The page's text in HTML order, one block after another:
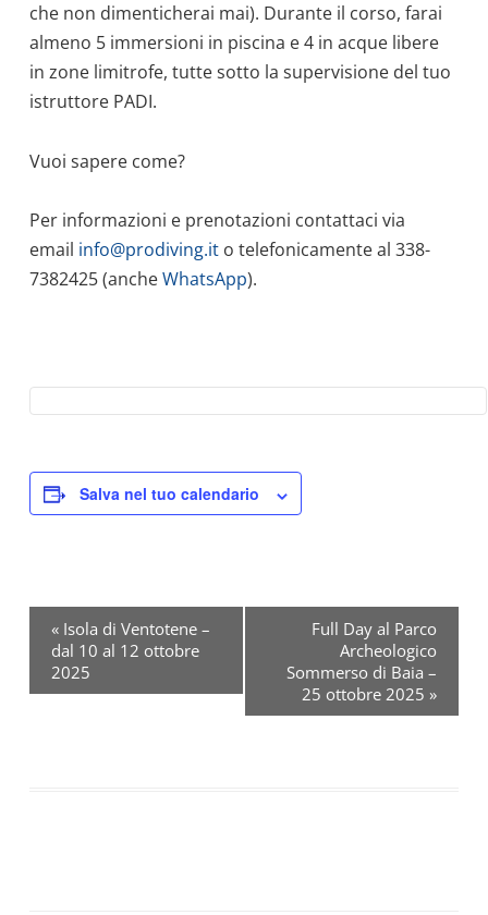
che non dimenticherai mai). Durante il corso, farai
almeno 5 immersioni in piscina e 4 in acque libere
in zone limitrofe, tutte sotto la supervisione del tuo
istruttore PADI.
Vuoi sapere come?
Per informazioni e prenotazioni contattaci via
email info@prodiving.it o telefonicamente al 338-
7382425 (ancheWhatsApp).
Salva nel tuo calendario
v
« Isola di Ventotene –
dal 10 al 12 ottobre
2025
Full Day al Parco
Archeologico
Sommerso di Baia –
25 ottobre 2025 »